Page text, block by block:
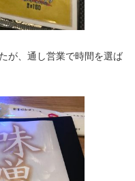
が、通し営業で時間を選ば